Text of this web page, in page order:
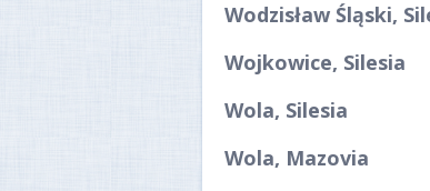
Wodzisław Śląski,
Wojkowice, Silesia
Wola, Silesia
Wola, Mazovia